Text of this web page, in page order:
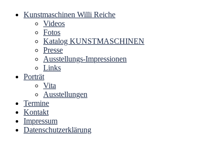
Zum
Kunstmaschinen – Art Machines
Bei den Kunstmaschinen von Willi Reiche handelt es sich um
kinetische Kunstwerke, die sich durch ein hohes Maß an Ästhetik,
humorvolle Inszenierungen und skurrile Konstruktionen auszeichnen.
Kunstmaschinen Willi Reiche
Videos
Fotos
Katalog KUNSTMASCHINEN
Presse
Ausstellungs-Impressionen
Links
Porträt
Vita
Ausstellungen
Termine
Kontakt
Impressum
Datenschutzerklärung